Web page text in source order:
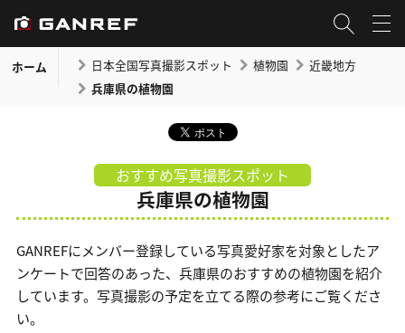
ホーム 日本全国写真撮影スポット 植物園
近畿地方
兵庫県の植物園
おすすめ写真撮影スポット
兵庫県の植物園
GANREFにメンバー登録している写真愛好家を対象としたア
ンケートで回答のあった、兵庫県のおすすめの植物園を紹介
しています。写真撮影の予定を立てる際の参考にご覧くださ
い。